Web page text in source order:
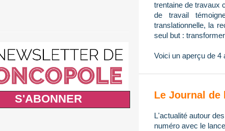
S'ABONNER
trentaine de travaux
de travail
translationnelle, la
seul but :
Voici un aperçu de
Le Journal de
L'actualité autour
numéro avec le